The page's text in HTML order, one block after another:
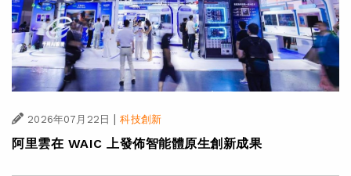
2026年07月22日 | 科技創新
阿里雲在 WAIC 上發佈智能體原生創新成果